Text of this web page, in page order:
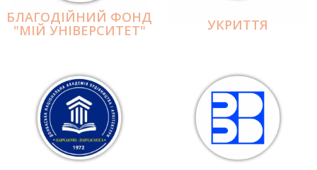
БЛАГОДІЙНИЙ ФОНД
"МІЙ УНІВЕРСИТЕТ" УКРИТТЯ